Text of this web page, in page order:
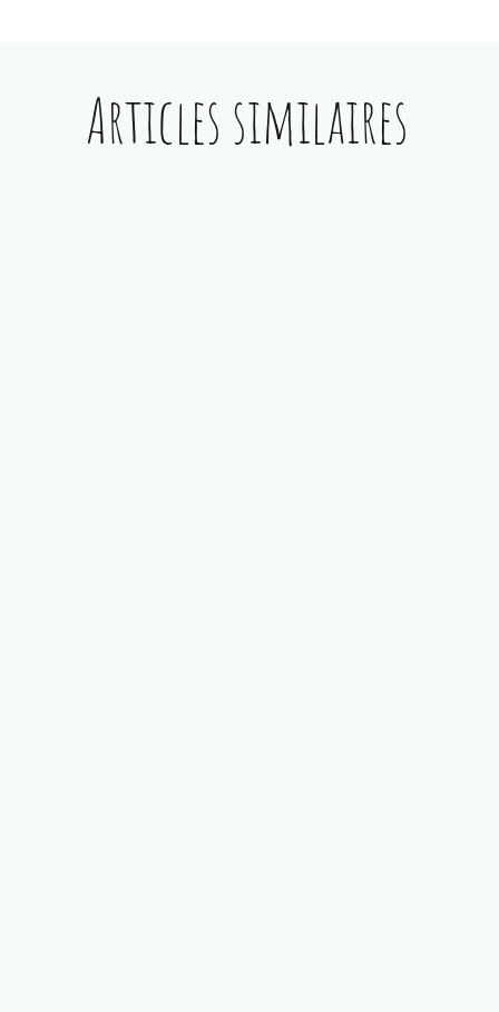
Articles similaires